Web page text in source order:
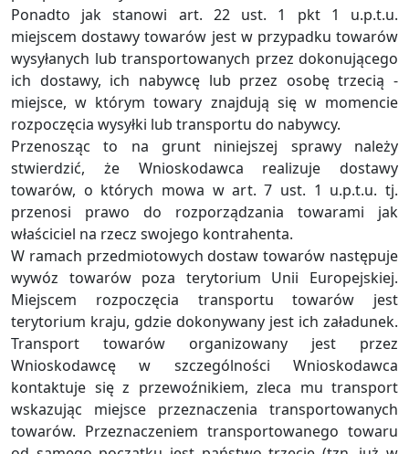
Ponadto jak stanowi art. 22 ust. 1 pkt 1 u.p.t.u.
miejscem dostawy towarów jest w przypadku towarów
wysyłanych lub transportowanych przez dokonującego
ich dostawy, ich nabywcę lub przez osobę trzecią -
miejsce, w którym towary znajdują się w momencie
rozpoczęcia wysyłki lub transportu do nabywcy.
Przenosząc to na grunt niniejszej sprawy należy
stwierdzić, że Wnioskodawca realizuje dostawy
towarów, o których mowa w art. 7 ust. 1 u.p.t.u. tj.
przenosi prawo do rozporządzania towarami jak
właściciel na rzecz swojego kontrahenta.
W ramach przedmiotowych dostaw towarów następuje
wywóz towarów poza terytorium Unii Europejskiej.
Miejscem rozpoczęcia transportu towarów jest
terytorium kraju, gdzie dokonywany jest ich załadunek.
Transport towarów organizowany jest przez
Wnioskodawcę w szczególności Wnioskodawca
kontaktuje się z przewoźnikiem, zleca mu transport
wskazując miejsce przeznaczenia transportowanych
towarów. Przeznaczeniem transportowanego towaru